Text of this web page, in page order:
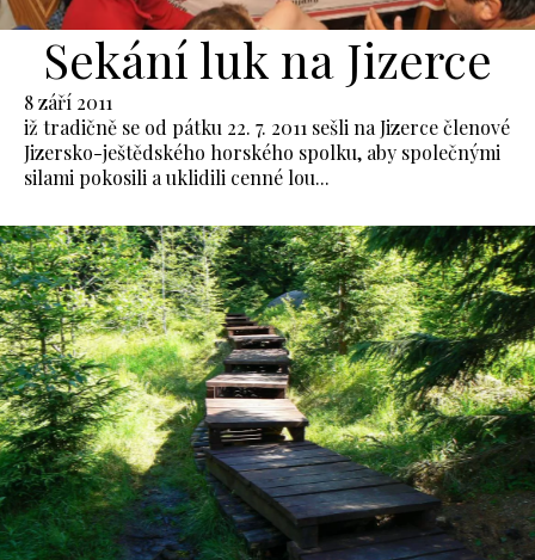
Sekání luk na Jizerce
8 září 2011
iž tradičně se od pátku 22. 7. 2011 sešli na Jizerce členové
Jizersko-ještědského horského spolku, aby společnými
silami pokosili a uklidili cenné lou...